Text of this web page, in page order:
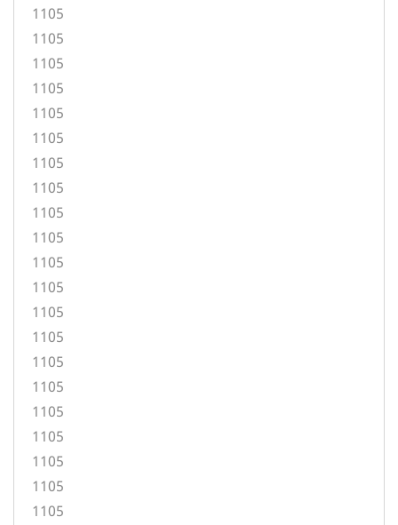
1105
1105
1105
1105
1105
1105
1105
1105
1105
1105
1105
1105
1105
1105
1105
1105
1105
1105
1105
1105
1105